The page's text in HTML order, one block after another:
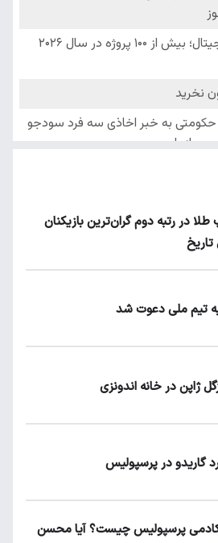
طلا در رتبه دوم گران‌ترین بازیکنان
تاریخ
تیم ملی دعوت شد
ژاپن در خانه اندونزی
گاریدو در پرسپولیس
پرسپولیس چیست؟ آیا محسن